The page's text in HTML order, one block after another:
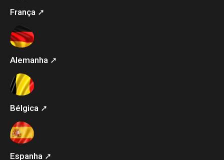
França ➚
Alemanha ➚
Bélgica ➚
Espanha ➚